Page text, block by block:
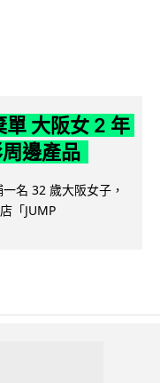
大阪女 2 年
邊產品
名 32 歲大阪女子，
「JUMP